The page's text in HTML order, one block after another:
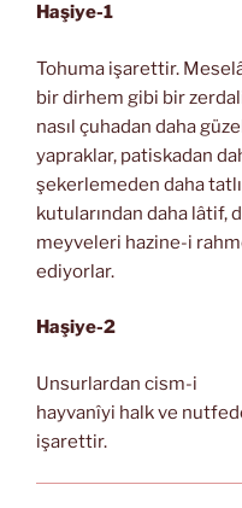
Haşiye-1
Tohuma işarettir.
bir dirhem gibi bir
nasıl çuhadan daha
yapraklar, patiskadan
şekerlemeden daha
kutularından daha lâtif,
meyveleri hazine-i
ediyorlar.
Haşiye-2
Unsurlardan cism-i
hayvanîyi halk ve
işarettir.